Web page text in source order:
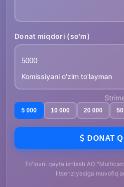
Donat miqdori (so'm)
Komissiyani o'zim to'layman
5 000 10 000 20 000
DONAT
To'lovni qayta ishlash AO
litsenziyasiga muvofiq